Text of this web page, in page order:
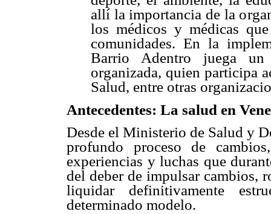
allí la importancia de la
los médicos y médicas
comunidades. En la
Barrio Adentro juega un
organizada, quien participa
Salud, entre otras
Antecedentes: La salud en
Desde el Ministerio de Salud y
profundo proceso de
experiencias y luchas que
del deber de impulsar cambios,
liquidar definitivamente
determinado modelo.